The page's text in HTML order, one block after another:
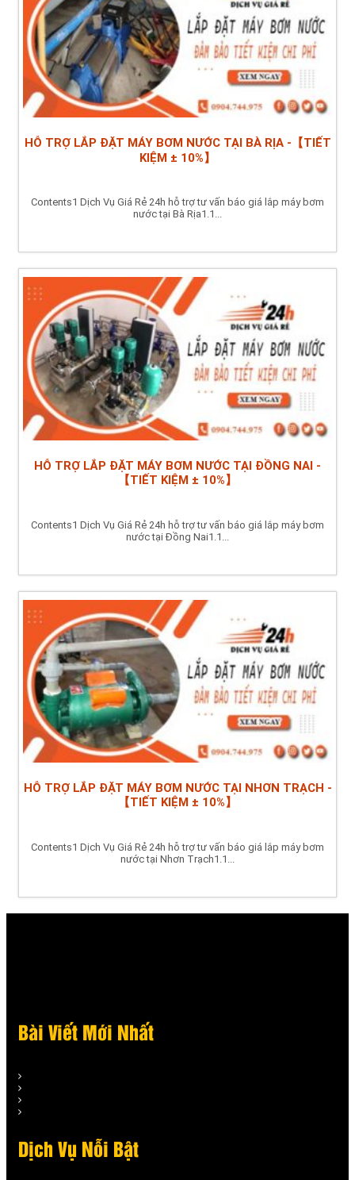
HỖ TRỢ LẮP ĐẶT MÁY BƠM NƯỚC TẠI BÀ RỊA -【TIẾT
KIỆM ± 10%】
Contents1 Dịch Vụ Giá Rẻ 24h hỗ trợ tư vấn báo giá lắp máy bơm
nước tại Bà Rịa1.1...
HỖ TRỢ LẮP ĐẶT MÁY BƠM NƯỚC TẠI ĐỒNG NAI -
【TIẾT KIỆM ± 10%】
Contents1 Dịch Vụ Giá Rẻ 24h hỗ trợ tư vấn báo giá lắp máy bơm
nước tại Đồng Nai1.1...
HỖ TRỢ LẮP ĐẶT MÁY BƠM NƯỚC TẠI NHƠN TRẠCH -
【TIẾT KIỆM ± 10%】
Contents1 Dịch Vụ Giá Rẻ 24h hỗ trợ tư vấn báo giá lắp máy bơm
nước tại Nhơn Trạch1.1...
Bài Viết Mới Nhất
Dịch Vụ Nỗi Bật